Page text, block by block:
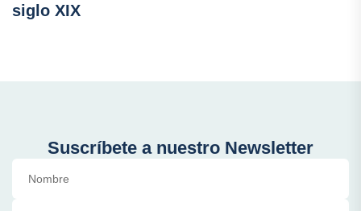
siglo XIX
Suscríbete a nuestro Newsletter